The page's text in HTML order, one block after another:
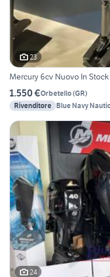
23
Mercury 6cv Nuovo In
1.550 €Orbetello(GR)
Rivenditore Blue Navy
24